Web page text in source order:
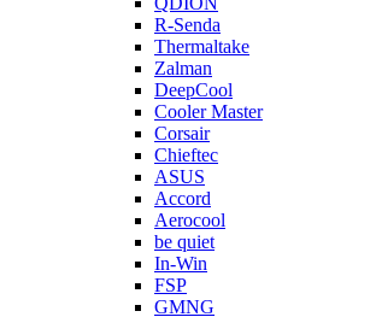
R-Senda
Thermaltake
Zalman
DeepCool
Cooler Master
Corsair
Chieftec
ASUS
Accord
Aerocool
be quiet
In-Win
FSP
GMNG